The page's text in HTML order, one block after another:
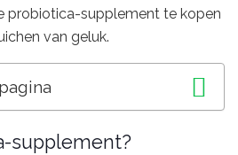
probiotica-supplement te kopen
van geluk.
supplement?